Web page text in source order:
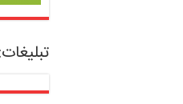
تبلیغات: